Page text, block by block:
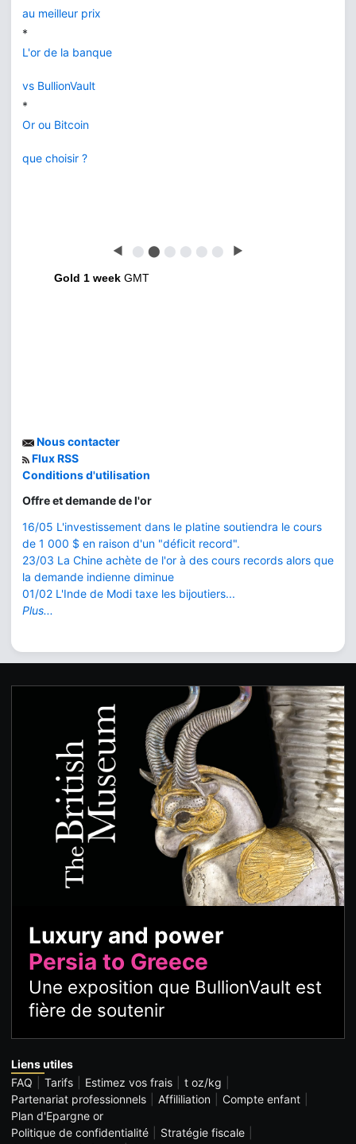
au meilleur prix
*
L'or de la banque
vs BullionVault
*
Or ou Bitcoin
que choisir ?
◀ ⬤ ⬤ ⬤ ⬤ ⬤ ⬤ ▶
Gold 1 week GMT
Nous contacter
Flux RSS
Conditions d'utilisation
Offre et demande de l'or
16/05 L'investissement dans le platine soutiendra le cours
de 1 000 $ en raison d'un "déficit record".
23/03 La Chine achète de l'or à des cours records alors que
la demande indienne diminue
01/02 L'Inde de Modi taxe les bijoutiers...
Plus...
Luxury and power
Persia to Greece
Une exposition que BullionVault est
fière de soutenir
Liens utiles
FAQ
Tarifs Estimez vos frais
t oz/kg
Partenariat professionnels
Affililiation
Compte enfant
Plan d'Epargne or
Politique de confidentialité
Stratégie fiscale